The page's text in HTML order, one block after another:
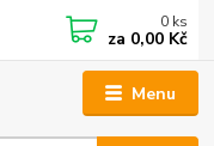
Menu
0 ks
za 0,00 Kč